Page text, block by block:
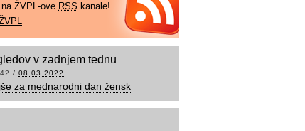
ŽVPL-ove RSS kanale!
v zadnjem tednu
/ 08.03.2022
za mednarodni dan žensk